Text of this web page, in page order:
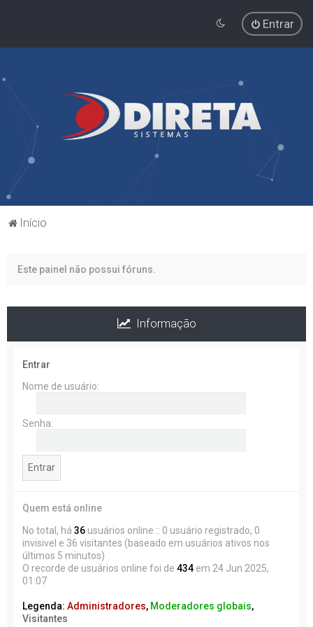
Entrar
Início
Este painel não possui fóruns.
Informação
Entrar
Nome de usuário:
Senha:
Quem está online
No total, há 36 usuários online :: 0 usuário registrado, 0
invisivel e 36 visitantes (baseado em usuários ativos nos
últimos 5 minutos)
O recorde de usuários online foi de 434 em 24 Jun 2025,
01:07
Legenda: Administradores, Moderadores globais,
Visitantes